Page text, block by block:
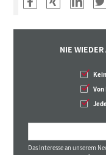
NIE
Das Interesse an unserem